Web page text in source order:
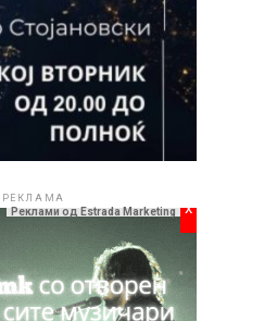
РЕКЛАМА
РЕКЛАМА
Реклами од Estrada Marketing x